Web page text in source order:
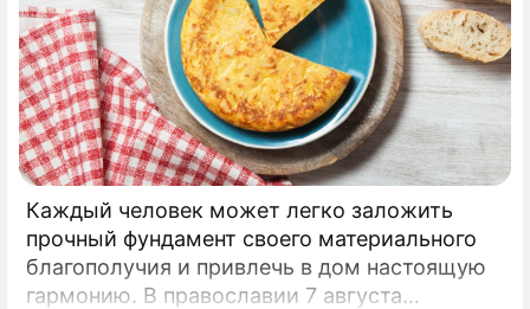
Каждый человек может легко заложить
прочный фундамент своего материального
благополучия и привлечь в дом настоящую
гармонию. В православии 7 августа